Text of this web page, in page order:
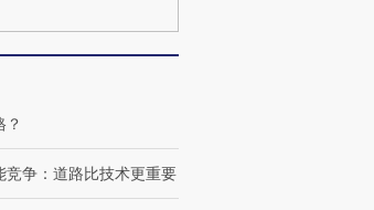
？
竞争：道路比技术更重要